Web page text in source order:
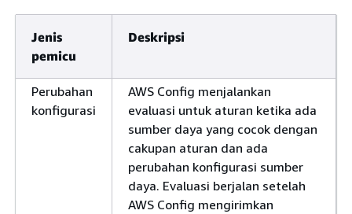
Jenis
pemicu
Deskripsi
Perubahan
konfigurasi
AWS Config menjalankan
evaluasi untuk aturan ketika ada
sumber daya yang cocok dengan
cakupan aturan dan ada
perubahan konfigurasi sumber
daya. Evaluasi berjalan setelah
AWS Config mengirimkan